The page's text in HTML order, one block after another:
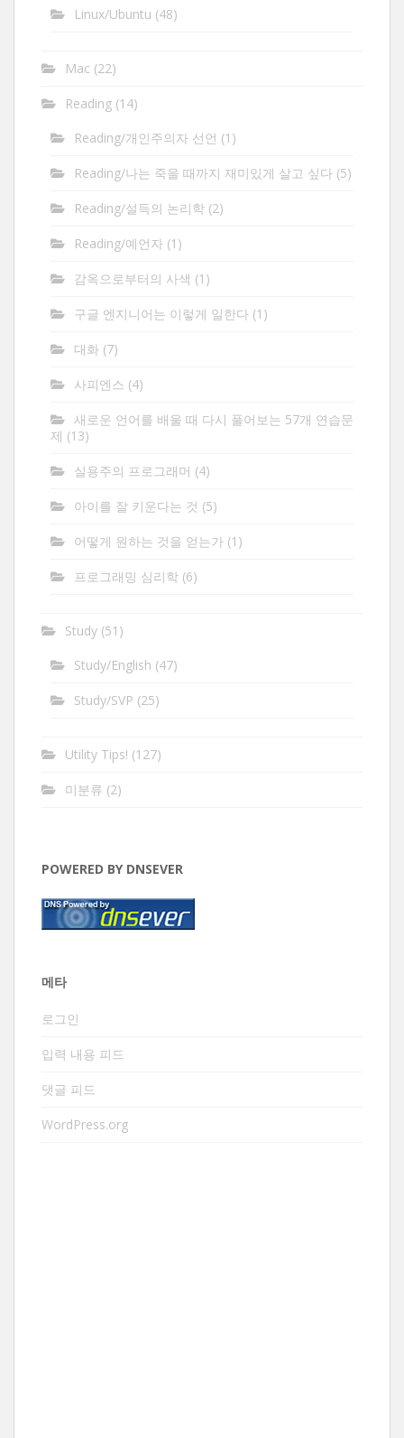
Linux/Ubuntu (48)
Mac (22)
Reading (14)
Reading/개인주의자 선언 (1)
Reading/나는 죽을 때까지 재미있게 살고 싶다 (5)
Reading/설득의 논리학 (2)
Reading/예언자 (1)
감옥으로부터의 사색 (1)
구글 엔지니어는 이렇게 일한다 (1)
대화 (7)
사피엔스 (4)
새로운 언어를 배울 때 다시 풀어보는 57개 연습문
제 (13)
실용주의 프로그래머 (4)
아이를 잘 키운다는 것 (5)
어떻게 원하는 것을 얻는가 (1)
프로그래밍 심리학 (6)
Study (51)
Study/English (47)
Study/SVP (25)
Utility Tips! (127)
미분류 (2)
POWERED BY DNSEVER
메타
로그인
입력 내용 피드
댓글 피드
WordPress.org